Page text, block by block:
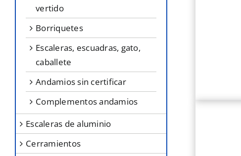
vertido
borriquetes
escaleras, escuadras, gato,
caballete
andamios sin certificar
complementos andamios
escaleras de aluminio
cerramientos